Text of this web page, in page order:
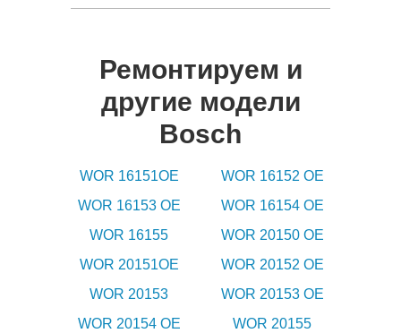
Ремонтируем и
другие модели
Bosch
WOR 16151OE
WOR 16152 OE
WOR 16153 OE
WOR 16154 OE
WOR 16155
WOR 20150 OE
WOR 20151OE
WOR 20152 OE
WOR 20153
WOR 20153 OE
WOR 20154 OE
WOR 20155